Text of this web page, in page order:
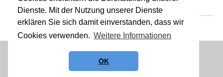
Dienste. Mit der Nutzung unserer Dienste
erklären Sie sich damit einverstanden, dass wir
Cookies verwenden. Weitere Informationen
OK
|Impressum